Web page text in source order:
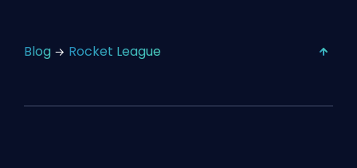
Blog Rocket League